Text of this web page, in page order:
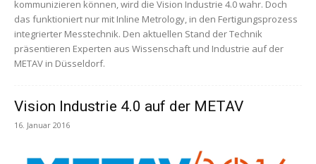
kommunizieren können, wird die Vision Industrie 4.0 wahr. Doch
das funktioniert nur mit Inline Metrology, in den Fertigungsprozess
integrierter Messtechnik. Den aktuellen Stand der Technik
präsentieren Experten aus Wissenschaft und Industrie auf der
METAV in Düsseldorf.
Vision Industrie 4.0 auf der METAV
16. Januar 2016